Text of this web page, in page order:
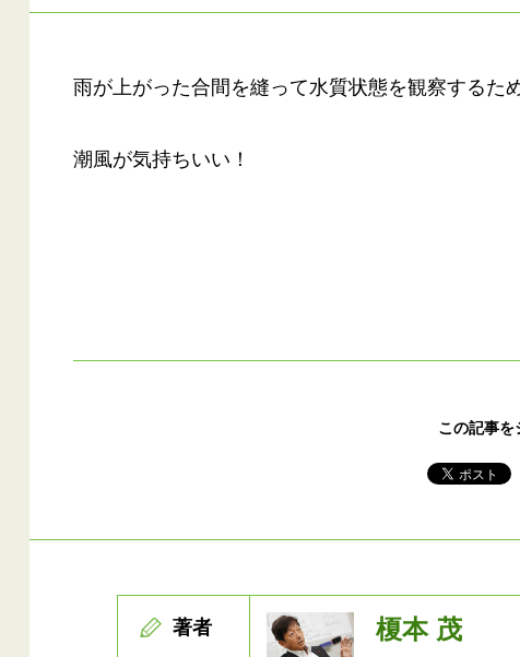
雨が上がった合間を縫って水質状態を観察するた
潮風が気持ちいい！
この記事を
著者 榎本 茂